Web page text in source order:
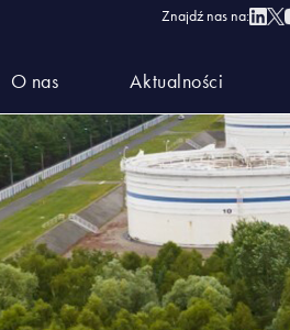
Znajdź nas na:
O nas Aktualności